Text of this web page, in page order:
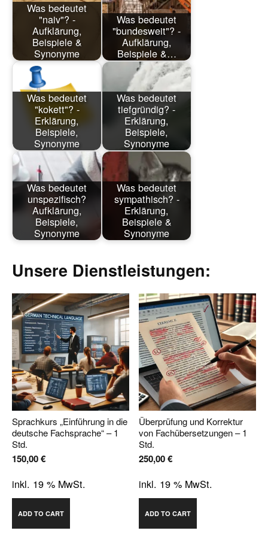
Was bedeutet
"naiv"? -
Aufklärung,
Beispiele &
Synonyme
Was bedeutet
"bundesweit"? -
Aufklärung,
Beispiele &…
Was bedeutet
"kokett"? -
Erklärung,
Beispiele,
Synonyme
Was bedeutet
tiefgründig? -
Erklärung,
Beispiele,
Synonyme
Was bedeutet
unspezifisch?
Aufklärung,
Beispiele,
Synonyme
Was bedeutet
sympathisch? -
Erklärung,
Beispiele &
Synonyme
Unsere Dienstleistungen:
Sprachkurs „Einführung in die
deutsche Fachsprache“ – 1
Std.
150,00€
inkl. 19 % MwSt.
ADD TO CART
Überprüfung und Korrektur
von Fachübersetzungen – 1
Std.
250,00€
inkl. 19 % MwSt.
ADD TO CART